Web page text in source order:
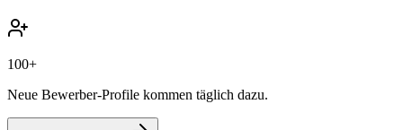
100+
Neue Bewerber-Profile kommen täglich dazu.